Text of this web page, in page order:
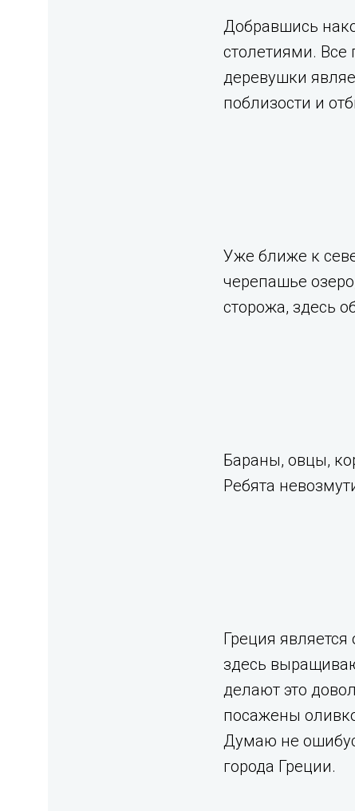
Добравшись
столетиями.
деревушки
поблизости и
Уже ближе к
черепашье
сторожа, здесь
Бараны, овцы,
Ребята
Греция
здесь
делают это
посажены
Думаю не
города Греции.